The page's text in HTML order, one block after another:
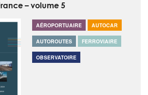
– volume 5
AÉROPORTUAIRE AUTOCAR
AUTOROUTES FERROVIAIRE
OBSERVATOIRE